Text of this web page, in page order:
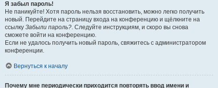
Я забыл пароль!
Не паникуйте! Хотя пароль нельзя восстановить, можно легко получить
новый. Перейдите на страницу входа на конференцию и щёлкните на
ссылку Забыли пароль?. Следуйте инструкциям, и скоро вы снова
сможете войти на конференцию.
Если не удалось получить новый пароль, свяжитесь с администратором
конференции.
Вернуться к началу
Почему мне периодически приходится повторять ввод имени и